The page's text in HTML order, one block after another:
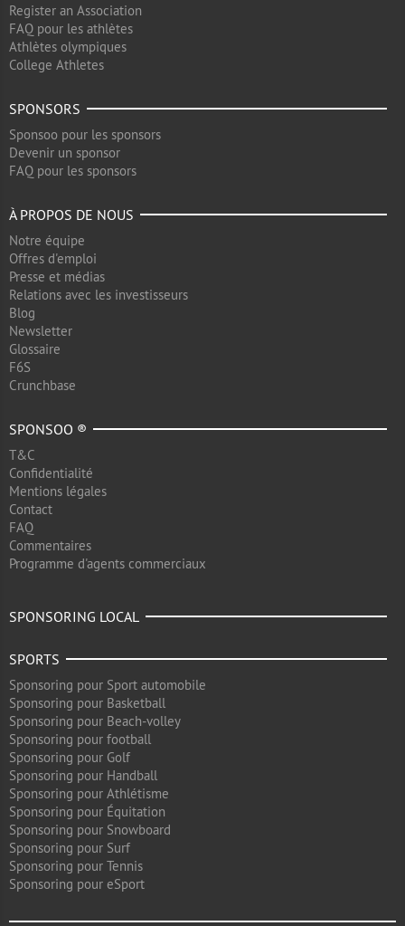
Register an Association
FAQ pour les athlètes
Athlètes olympiques
College Athletes
SPONSORS
Sponsoo pour les sponsors
Devenir un sponsor
FAQ pour les sponsors
À PROPOS DE NOUS
Notre équipe
Offres d'emploi
Presse et médias
Relations avec les investisseurs
Blog
Newsletter
Glossaire
F6S
Crunchbase
SPONSOO ®
T&C
Confidentialité
Mentions légales
Contact
FAQ
Commentaires
Programme d'agents commerciaux
SPONSORING LOCAL
SPORTS
Sponsoring pour Sport automobile
Sponsoring pour Basketball
Sponsoring pour Beach-volley
Sponsoring pour football
Sponsoring pour Golf
Sponsoring pour Handball
Sponsoring pour Athlétisme
Sponsoring pour Équitation
Sponsoring pour Snowboard
Sponsoring pour Surf
Sponsoring pour Tennis
Sponsoring pour eSport